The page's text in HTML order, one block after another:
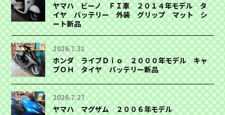
ヤマハ ビーノ ＦＩ車 ２０１４年モデル タ
イヤ バッテリー 外装 グリップ マット シ
ート新品
2026.7.31
ホンダ ライブＤｉｏ ２０００年モデル キャ
ブＯＨ タイヤ バッテリー新品
2026.7.27
ヤマハ マグザム ２００６年モデル